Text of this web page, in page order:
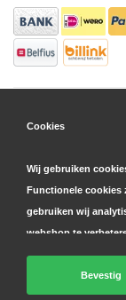
©
Cookies
Wij gebruiken
Functionele cookies
gebruiken wij
webshop te
zowel binnen als
personaliseren en
cookie- en
Bevestig